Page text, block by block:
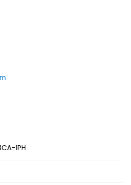
1PH